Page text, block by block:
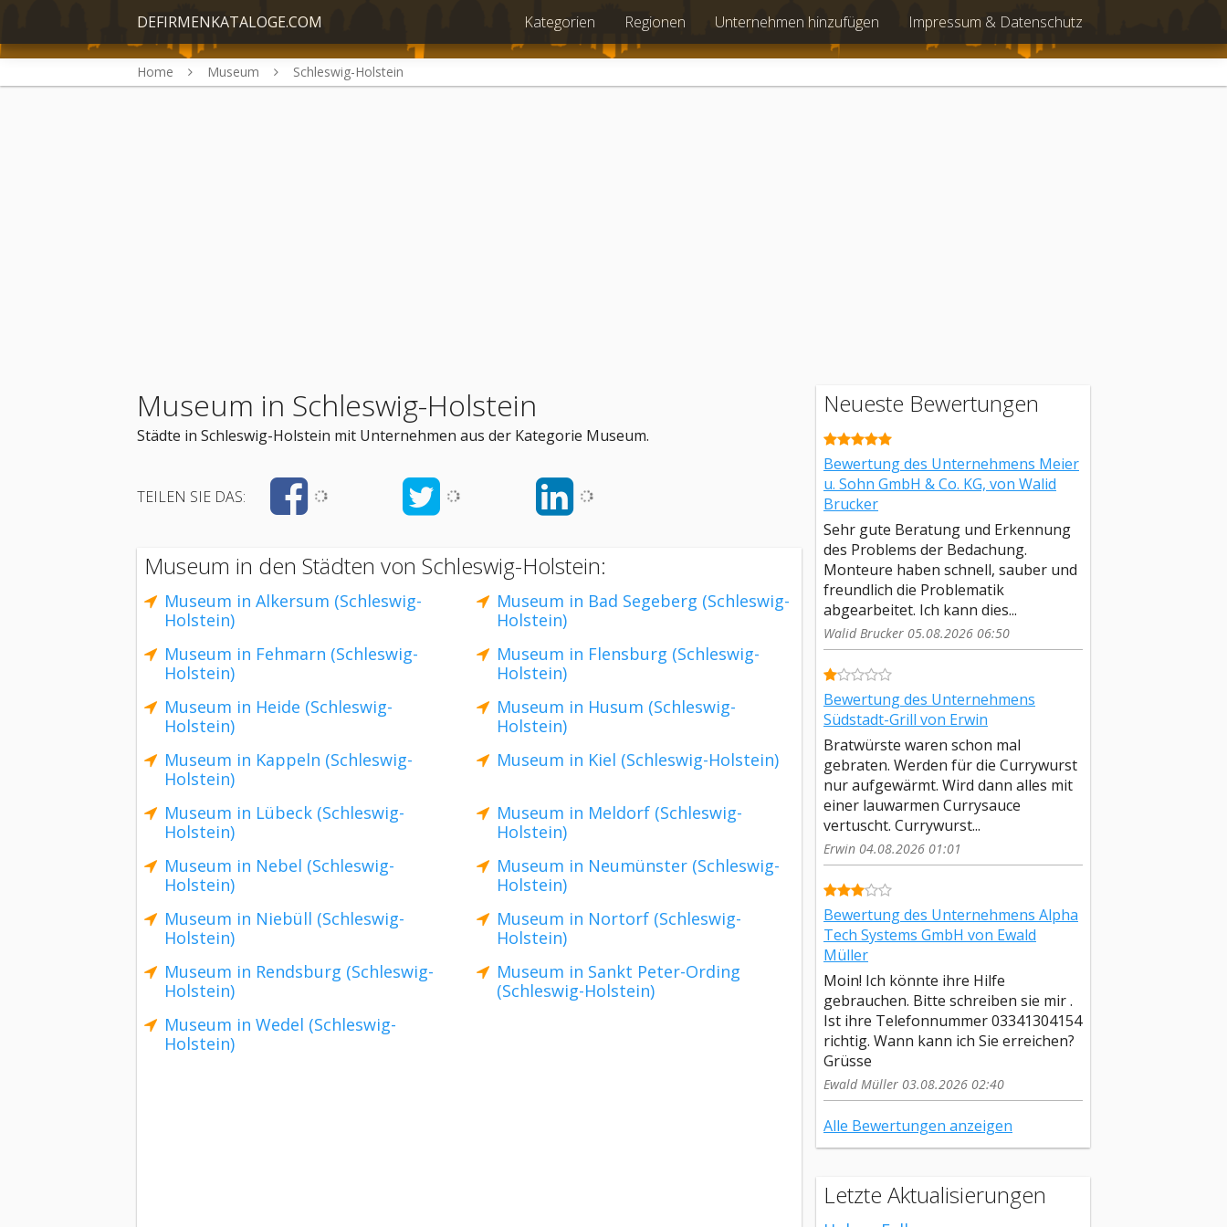
DEFIRMENKATALOGE.COM Kategorien Regionen Unternehmen hinzufügen Impressum & Datenschutz
Home Museum Schleswig-Holstein
Museum in Schleswig-Holstein
Städte in Schleswig-Holstein mit Unternehmen aus der Kategorie Museum.
TEILEN SIE DAS:
Museum in den Städten von Schleswig-Holstein:
Museum in Alkersum (Schleswig-
Holstein)
Museum in Bad Segeberg (Schleswig-
Holstein)
Museum in Fehmarn (Schleswig-
Holstein)
Museum in Flensburg (Schleswig-
Holstein)
Museum in Heide (Schleswig-
Holstein)
Museum in Husum (Schleswig-
Holstein)
Museum in Kappeln (Schleswig-
Holstein)
Museum in Kiel (Schleswig-Holstein)
Museum in Lübeck (Schleswig-
Holstein)
Museum in Meldorf (Schleswig-
Holstein)
Museum in Nebel (Schleswig-
Holstein)
Museum in Neumünster (Schleswig-
Holstein)
Museum in Niebüll (Schleswig-
Holstein)
Museum in Nortorf (Schleswig-
Holstein)
Museum in Rendsburg (Schleswig-
Holstein)
Museum in Sankt Peter-Ording
(Schleswig-Holstein)
Museum in Wedel (Schleswig-
Holstein)
Neueste Bewertungen
Bewertung des Unternehmens Meier
u. Sohn GmbH & Co. KG, von Walid
Brucker
Sehr gute Beratung und Erkennung
des Problems der Bedachung.
Monteure haben schnell, sauber und
freundlich die Problematik
abgearbeitet. Ich kann dies...
Walid Brucker 05.08.2026 06:50
Bewertung des Unternehmens
Südstadt-Grill von Erwin
Bratwürste waren schon mal
gebraten. Werden für die Currywurst
nur aufgewärmt. Wird dann alles mit
einer lauwarmen Currysauce
vertuscht. Currywurst...
Erwin 04.08.2026 01:01
Bewertung des Unternehmens Alpha
Tech Systems GmbH von Ewald
Müller
Moin! Ich könnte ihre Hilfe
gebrauchen. Bitte schreiben sie mir .
Ist ihre Telefonnummer 03341304154
richtig. Wann kann ich Sie erreichen?
Grüsse
Ewald Müller 03.08.2026 02:40
Alle Bewertungen anzeigen
Letzte Aktualisierungen